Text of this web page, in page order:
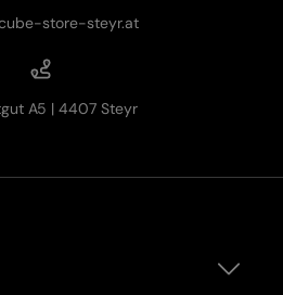
store-steyr.at
A5 | 4407 Steyr